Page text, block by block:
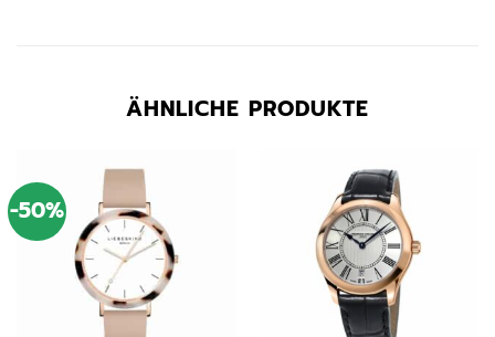
ÄHNLICHE PRODUKTE
-50%